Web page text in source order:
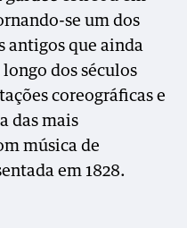
se um dos
antigos que ainda
dos séculos
coreográficas e
das mais
música de
em 1828.